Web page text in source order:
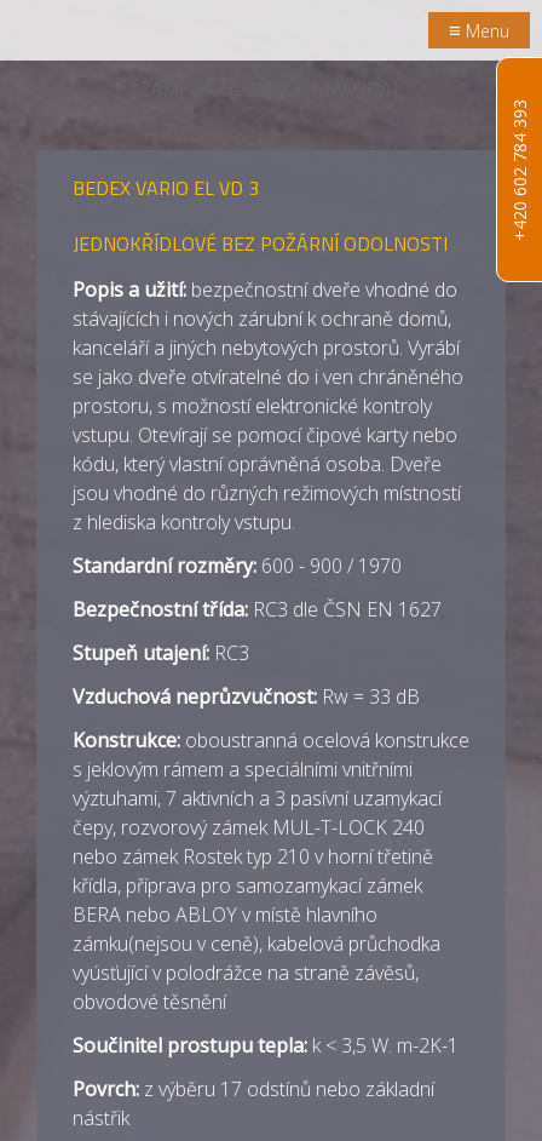
≡ Menu
BEDEX VARIO EL VD 3
JEDNOKŘÍDLOVÉ BEZ POŽÁRNÍ ODOLNOSTI
Popis a užití: bezpečnostní dveře vhodné do
stávajících i nových zárubní k ochraně domů,
kanceláří a jiných nebytových prostorů. Vyrábí
se jako dveře otvíratelné do i ven chráněného
prostoru, s možností elektronické kontroly
vstupu. Otevírají se pomocí čipové karty nebo
kódu, který vlastní oprávněná osoba. Dveře
jsou vhodné do různých režimových místností
z hlediska kontroly vstupu.
Standardní rozměry: 600 - 900 / 1970
Bezpečnostní třída: RC3 dle ČSN EN 1627
Stupeň utajení: RC3
Vzduchová neprůzvučnost: Rw = 33 dB
Konstrukce: oboustranná ocelová konstrukce
s jeklovým rámem a speciálními vnitřními
výztuhami, 7 aktivních a 3 pasívní uzamykací
čepy, rozvorový zámek MUL-T-LOCK 240
nebo zámek Rostek typ 210 v horní třetině
křídla, příprava pro samozamykací zámek
BERA nebo ABLOY v místě hlavního
zámku(nejsou v ceně), kabelová průchodka
vyúsťující v polodrážce na straně závěsů,
obvodové těsnění
Součinitel prostupu tepla: k < 3,5 W. m-2K-1
Povrch: z výběru 17 odstínů nebo základní
nástřik
+420 602 784 393